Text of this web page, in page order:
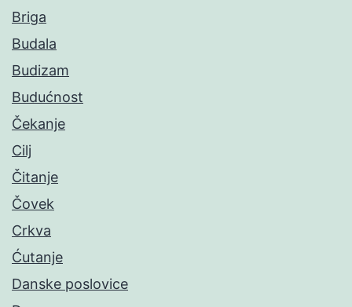
Briga
Budala
Budizam
Budućnost
Čekanje
Cilj
Čitanje
Čovek
Crkva
Ćutanje
Danske poslovice